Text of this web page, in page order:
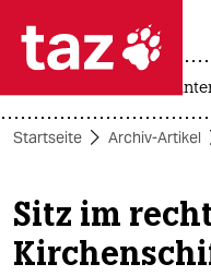
 taz
themen
politik
usa
Startseite Archiv-Artikel
Sitz im